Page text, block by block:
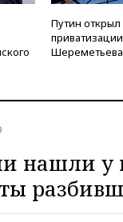
Путин открыл
приватизации
Шереметьева
нашли у